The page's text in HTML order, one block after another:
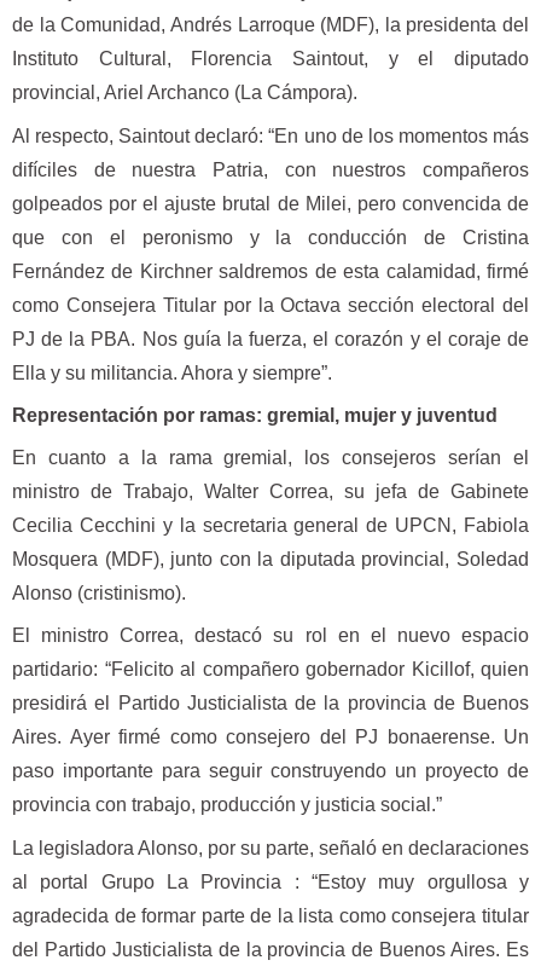
de la Comunidad, Andrés Larroque (MDF), la presidenta del
Instituto Cultural, Florencia Saintout, y el diputado
provincial, Ariel Archanco (La Cámpora).
Al respecto, Saintout declaró: “En uno de los momentos más
difíciles de nuestra Patria, con nuestros compañeros
golpeados por el ajuste brutal de Milei, pero convencida de
que con el peronismo y la conducción de Cristina
Fernández de Kirchner saldremos de esta calamidad, firmé
como Consejera Titular por la Octava sección electoral del
PJ de la PBA. Nos guía la fuerza, el corazón y el coraje de
Ella y su militancia. Ahora y siempre”.
Representación por ramas: gremial, mujer y juventud
En cuanto a la rama gremial, los consejeros serían el
ministro de Trabajo, Walter Correa, su jefa de Gabinete
Cecilia Cecchini y la secretaria general de UPCN, Fabiola
Mosquera (MDF), junto con la diputada provincial, Soledad
Alonso (cristinismo).
El ministro Correa, destacó su rol en el nuevo espacio
partidario: “Felicito al compañero gobernador Kicillof, quien
presidirá el Partido Justicialista de la provincia de Buenos
Aires. Ayer firmé como consejero del PJ bonaerense. Un
paso importante para seguir construyendo un proyecto de
provincia con trabajo, producción y justicia social.”
La legisladora Alonso, por su parte, señaló en declaraciones
al portal Grupo La Provincia : “Estoy muy orgullosa y
agradecida de formar parte de la lista como consejera titular
del Partido Justicialista de la provincia de Buenos Aires. Es